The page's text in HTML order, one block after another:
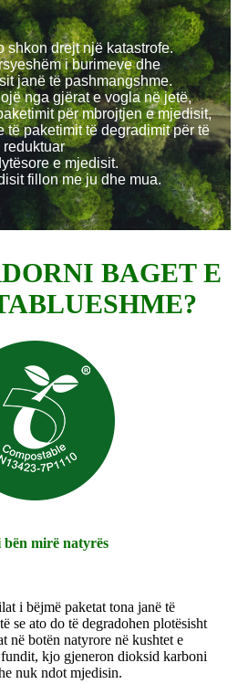
shkon drejt një katastrofe.
i burimeve dhe
janë të pashmangshme.
nga gjërat e vogla në jetë,
për mbrojtjen e mjedisit,
të paketimit të degradimit për të
reduktuar
e mjedisit.
fillon me ju dhe mua.
BAGET E
bën mirë natyrës
i bëjmë paketat tona janë të
se ato do të degradohen plotësisht
në botën natyrore në kushtet e
kjo gjeneron dioksid karboni
nuk ndot mjedisin.